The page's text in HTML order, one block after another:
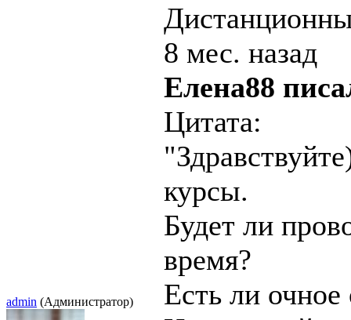
admin (Администратор)
8 мес. назад
Елена88
Цитата:
курсы.
Будет ли
время?
Есть ли очное